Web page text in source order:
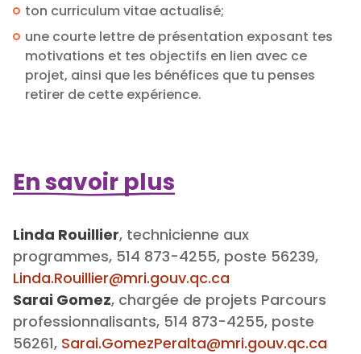
ton curriculum vitae actualisé;
une courte lettre de présentation exposant tes
motivations et tes objectifs en lien avec ce
projet, ainsi que les bénéfices que tu penses
retirer de cette expérience.
En savoir plus
Linda Rouillier, technicienne aux
programmes, 514 873-4255, poste 56239,
Linda.Rouillier@mri.gouv.qc.ca
Sarai Gomez, chargée de projets Parcours
professionnalisants, 514 873-4255, poste
56261, Sarai.GomezPeralta@mri.gouv.qc.ca